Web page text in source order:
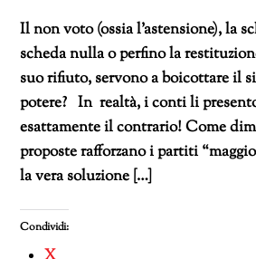
Il non voto (ossia l’astensione), la
scheda nulla o perfino la
suo rifiuto, servono a boicottare il
potere? In realtà, i conti li
esattamente il contrario! Come
proposte rafforzano i partiti
la vera soluzione […]
Condividi: